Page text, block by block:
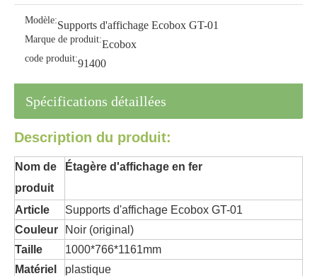
Modèle:Supports d'affichage Ecobox GT-01
Marque de produit:Ecobox
code produit:91400
Spécifications détaillées
Description du produit:
Nom de
produit
Étagère d'affichage en fer
Article
Supports d'affichage Ecobox GT-01
Couleur
Noir (original)
Taille
1000*766*1161mm
Matériel
plastique